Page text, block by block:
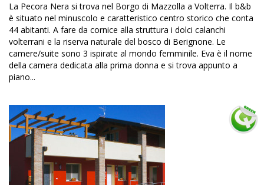
Il Dominio di Bagnoli
Impatto zero
Impianti fotovoltaici
Impianti sciistici
Impianto fotovoltaico
Informazioni sul territorio
Isolamento termo-acustico
Itinerari botanici
La Pecora Nera si trova nel Borgo di Mazzolla a Volterra. Il b&b
è situato nel minuscolo e caratteristico centro storico che conta
44 abitanti. A fare da cornice alla struttura i dolci calanchi
volterrani e la riserva naturale del bosco di Berignone. Le
camere/suite sono 3 ispirate al mondo femminile. Eva è il nome
della camera dedicata alla prima donna e si trova appunto a
piano...